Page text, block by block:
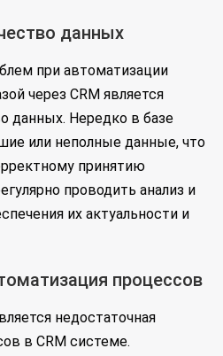
данных
при автоматизации
через CRM является
данных. Нередко в базе
или неполные данные, что
принятию
проводить анализ и
их актуальности и
процессов
недостаточная
в CRM системе.